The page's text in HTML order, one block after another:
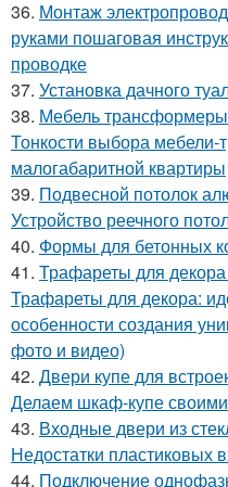
36. Монтаж
руками пошаговая
проводке
37. Установка дачного
38. Мебель
Тонкости выбора
малогабаритной квартиры
39. Подвесной потолок
Устройство реечного
40. Формы для бетонных
41. Трафареты для
Трафареты для декора:
особенности создания
фото и видео)
42. Двери купе для
Делаем шкаф-купе
43. Входные двери из
Недостатки пластиковых
44. Подключение